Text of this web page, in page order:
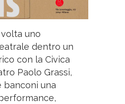
uno
dentro un
con la Civica
Paolo Grassi,
banconi una